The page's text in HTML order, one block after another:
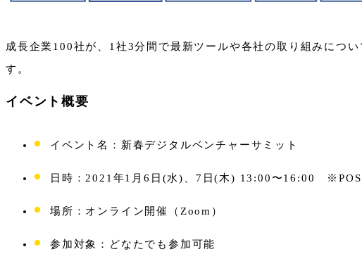
成長企業100社が、1社3分間で最新ツールや各社の取り組みにつ
す。
イベント概要
イベント名：新春デジタルベンチャーサミット
日時：2021年1月6日(水)、7日(木) 13:00〜16:00 ※POS
場所：オンライン開催（Zoom）
参加対象：どなたでも参加可能